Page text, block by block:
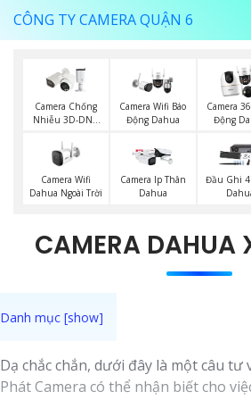
CÔNG TY CAMERA QUẬN 6
Camera Chống
Nhiễu 3D-DNR
Camera Wifi Báo
Động Dahua
Camera
Động
Camera Wifi
Dahua Ngoài Trời
Camera Ip Thân
Dahua
Đầu Ghi
CAMERA DAHUA
Dạ chắc chắn, dưới đây là một câu tư
Phát Camera có thể nhận biết cho